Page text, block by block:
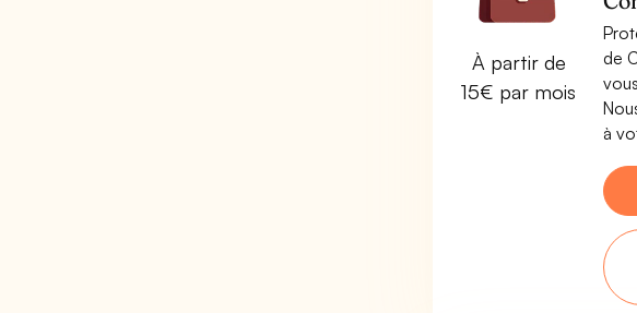
À partir de
15€ par mois
de
à